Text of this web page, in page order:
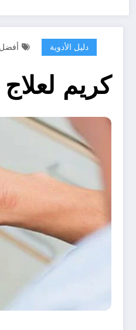
دليل الأدوية
كريم لعلاج